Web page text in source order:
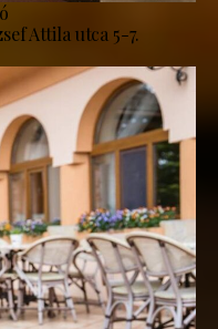
Attila utca 5-7.